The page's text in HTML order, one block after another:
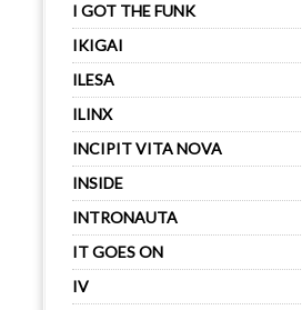
I GOT THE FUNK
IKIGAI
ILESA
ILINX
INCIPIT VITA NOVA
INSIDE
INTRONAUTA
IT GOES ON
IV